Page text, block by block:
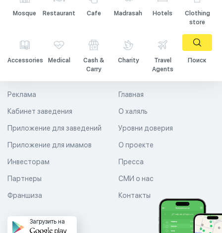
Mosque Restaurant Cafe Madrasah Hotels
Clothing
store
Accessories Medical
Cash &
Carry
Charity
Travel
Agents
Поиск
Главная
О халяль
Уровни доверия
Реклама
Кабинет заведения
Приложение для заведений
Приложение для имамов О проекте
Пресса
СМИ о нас
Контакты
Инвесторам
Партнеры
Франшиза
Загрузить на